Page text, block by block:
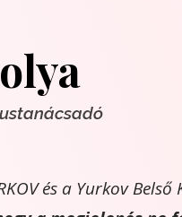
és a Yurkov